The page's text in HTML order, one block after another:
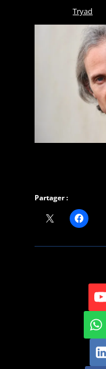
Tryad
Partager :